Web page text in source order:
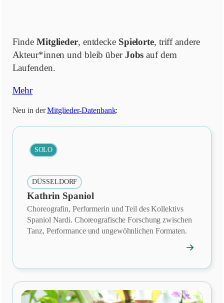
Finde Mitglieder, entdecke Spielorte, triff andere
Akteur*innen und bleib überJobs auf dem
Laufenden.
Mehr
Neu in derMitglieder-Datenbank:
SOLO
DÜSSELDORF
Kathrin Spaniol
Choreografin, Performerin und Teil des Kollektivs
Spaniol Nardi. Choreografische Forschung zwischen
Tanz, Performance und ungewöhnlichen Formaten.
→